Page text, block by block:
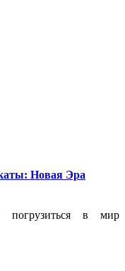
Новая Эра
погрузиться в мир